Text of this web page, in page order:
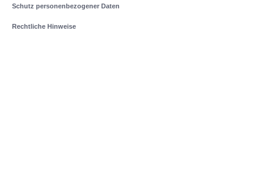
Schutz personenbezogener Daten
Rechtliche Hinweise